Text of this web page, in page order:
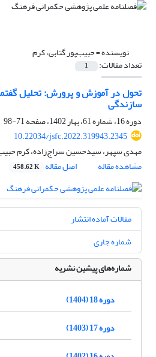
نویسنده =حبیب‌پور گتابی، کرم
تعداد مقالات: 1
تحول در آموزش و پرورش: تحلیل
سازندگی
دوره 16، شماره 61، بهار 1402، صفحه
71-98
10.22034/jsfc.2022.319943.2345
مهدی سپهر، سیدحسین سراج‌زاده، کرم
مشاهده مقاله
اصل مقاله 458.62 K
مقالات آماده انتشار
شماره جاری
شماره‌های پیشین نشریه
دوره 18 (1404)
دوره 17 (1403)